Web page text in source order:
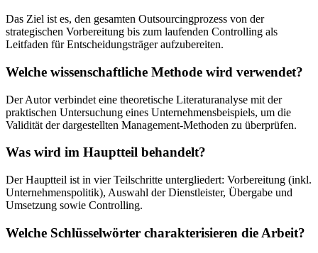
Das Ziel ist es, den gesamten Outsourcingprozess von der
strategischen Vorbereitung bis zum laufenden Controlling als
Leitfaden für Entscheidungsträger aufzubereiten.
Welche wissenschaftliche Methode wird verwendet?
Der Autor verbindet eine theoretische Literaturanalyse mit der
praktischen Untersuchung eines Unternehmensbeispiels, um die
Validität der dargestellten Management-Methoden zu überprüfen.
Was wird im Hauptteil behandelt?
Der Hauptteil ist in vier Teilschritte untergliedert: Vorbereitung (inkl.
Unternehmenspolitik), Auswahl der Dienstleister, Übergabe und
Umsetzung sowie Controlling.
Welche Schlüsselwörter charakterisieren die Arbeit?